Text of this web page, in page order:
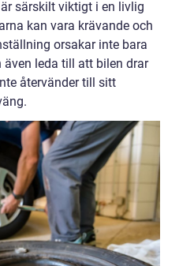
särskilt viktigt i en livlig
kan vara krävande och
orsakar inte bara
leda till att bilen drar
återvänder till sitt